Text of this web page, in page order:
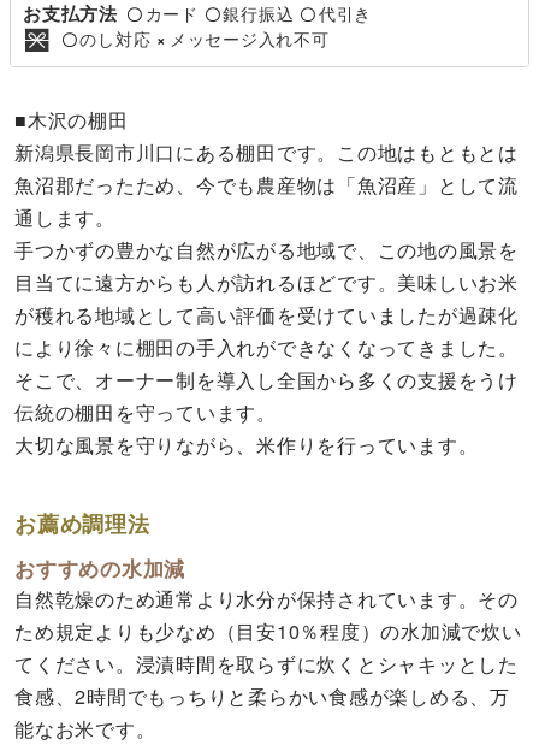
お支払方法 〇 カード 〇銀行振込 〇代引き
〇のし対応 × メッセージ入れ不可
■木沢の棚田
新潟県長岡市川口にある棚田です。この地はもともとは
魚沼郡だったため、今でも農産物は「魚沼産」として流
通します。
手つかずの豊かな自然が広がる地域で、この地の風景を
目当てに遠方からも人が訪れるほどです。美味しいお米
が穫れる地域として高い評価を受けていましたが過疎化
により徐々に棚田の手入れができなくなってきました。
そこで、オーナー制を導入し全国から多くの支援をうけ
伝統の棚田を守っています。
大切な風景を守りながら、米作りを行っています。
お薦め調理法
おすすめの水加減
自然乾燥のため通常より水分が保持されています。その
ため規定よりも少なめ（目安10％程度）の水加減で炊い
てください。浸漬時間を取らずに炊くとシャキッとした
食感、2時間でもっちりと柔らかい食感が楽しめる、万
能なお米です。